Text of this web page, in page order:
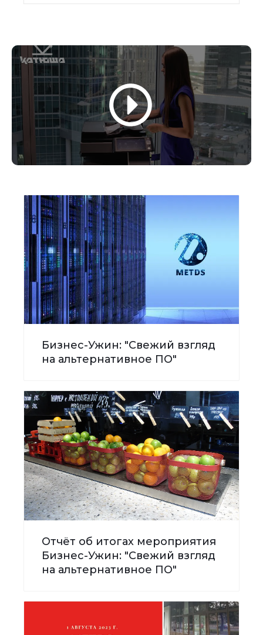
Бизнес-Ужин: "Свежий взгляд
на альтернативное ПО"
Отчёт об итогах мероприятия
Бизнес-Ужин: "Свежий взгляд
на альтернативное ПО"